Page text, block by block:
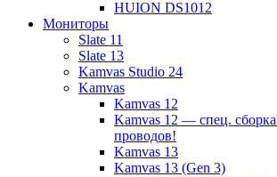
HUION DS1012
Мониторы
Slate 11
Slate 13
Kamvas Studio 24
Kamvas
Kamvas 12
Kamvas 12 — спец.
проводов!
Kamvas 13
Kamvas 13 (Gen 3)